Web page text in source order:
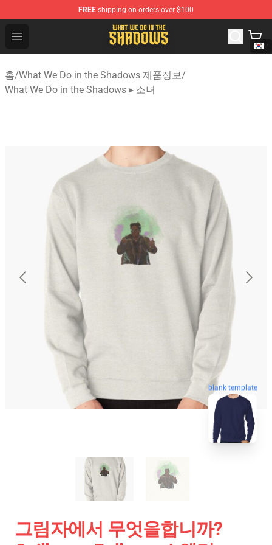
FREE shipping on orders over $100
Open menu
What We Do in the Shadows Shop - Official What We
홈/What We Do in the Shadows 제품정보/
What We Do in the Shadows ▸ 소녀
blank template
그림자에서 무엇을합니까?